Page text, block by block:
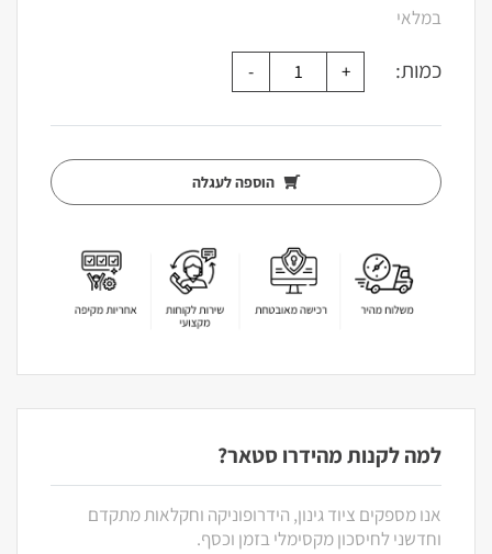
במלאי
כמות:
הוספה לעגלה
למה לקנות מהידרו סטאר?
אנו מספקים ציוד גינון, הידרופוניקה וחקלאות מתקדם
וחדשני לחיסכון מקסימלי בזמן וכסף.